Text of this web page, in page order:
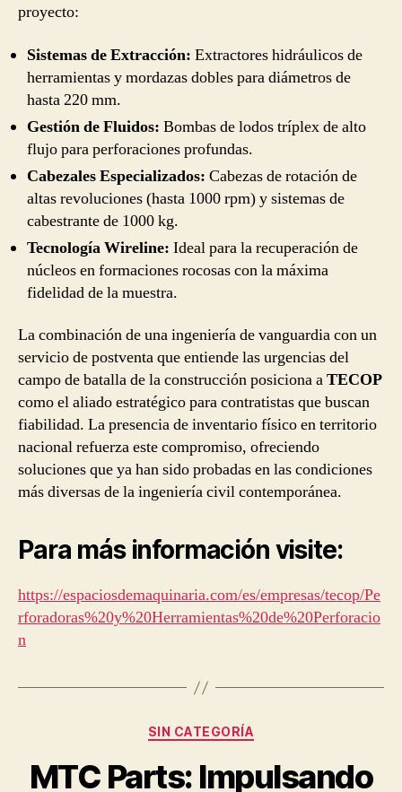
proyecto:
Sistemas de Extracción: Extractores hidráulicos de
herramientas y mordazas dobles para diámetros de
hasta 220 mm.
Gestión de Fluidos: Bombas de lodos tríplex de alto
flujo para perforaciones profundas.
Cabezales Especializados: Cabezas de rotación de
altas revoluciones (hasta 1000 rpm) y sistemas de
cabestrante de 1000 kg.
Tecnología Wireline: Ideal para la recuperación de
núcleos en formaciones rocosas con la máxima
fidelidad de la muestra.
La combinación de una ingeniería de vanguardia con un
servicio de postventa que entiende las urgencias del
campo de batalla de la construcción posiciona aTECOP
como el aliado estratégico para contratistas que buscan
fiabilidad. La presencia de inventario físico en territorio
nacional refuerza este compromiso, ofreciendo
soluciones que ya han sido probadas en las condiciones
más diversas de la ingeniería civil contemporánea.
Para más información visite:
https://espaciosdemaquinaria.com/es/empresas/tecop/Pe
rforadoras%20y%20Herramientas%20de%20Perforacio
n
Categorías
SIN CATEGORÍA
MTC Parts: Impulsando